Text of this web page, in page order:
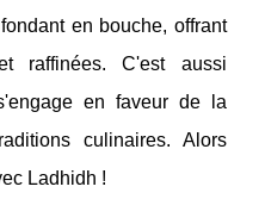
en bouche, offrant
raffinées. C'est aussi
en faveur de la
culinaires. Alors
Ladhidh !